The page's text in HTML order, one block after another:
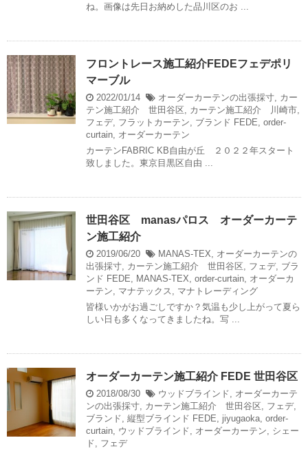
ね。画像は先日お納めした品川区のお ...
フロントレース施工紹介FEDEフェデポリ
マーブル
2022/01/14 オーダーカーテンの出張採寸, カー
テン施工紹介 世田谷区, カーテン施工紹介 川崎市,
フェデ, フラットカーテン, ブランド FEDE, order-
curtain, オーダーカーテン
カーテンFABRIC KB自由が丘 ２０２２年スタート
致しました。東京目黒区自由 ...
世田谷区 manasパロス オーダーカーテ
ン施工紹介
2019/06/20 MANAS-TEX, オーダーカーテンの
出張採寸, カーテン施工紹介 世田谷区, フェデ, ブラ
ンド FEDE, MANAS-TEX, order-curtain, オーダーカ
ーテン, マナテックス , マナトレーディング
皆様いかがお過ごしですか？気温も少し上がって夏ら
しい日も多くなってきましたね。写 ...
オーダーカーテン施工紹介 FEDE 世田谷区
2018/08/30 ウッドブラインド, オーダーカーテ
ンの出張採寸, カーテン施工紹介 世田谷区, フェデ,
ブランド, 縦型ブラインド FEDE, jiyugaoka, order-
curtain, ウッドブラインド, オーダーカーテン, シェー
ド, フェデ